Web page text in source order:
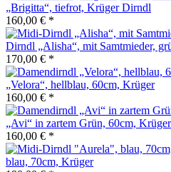
„Brigitta“, tiefrot, Krüger Dirndl
160,00 € *
Dirndl „Alisha“, mit Samtmieder,
170,00 € *
„Velora“, hellblau, 60cm, Krüger
160,00 € *
„Avi“ in zartem Grün, 60cm, Krüger
160,00 € *
blau, 70cm, Krüger